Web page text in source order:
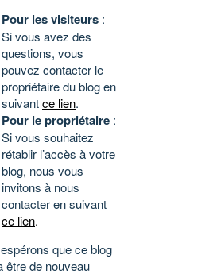
Pour les visiteurs :
Si vous avez des
questions, vous
pouvez contacter le
propriétaire du blog en
suivantce lien.
Pour le propriétaire :
Si vous souhaitez
rétablir l’accès à votre
blog, nous vous
invitons à nous
contacter en suivant
ce lien.
que ce blog
être de nouveau